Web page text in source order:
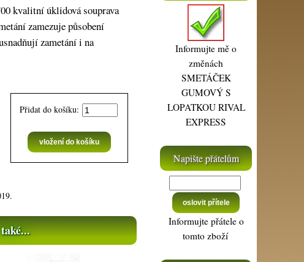
kvalitní úklidová souprava
zamezuje působení
zametání i na
Přidat do košíku:
Informujte mě o
změnách
SMETÁČEK
GUMOVÝ S
LOPATKOU RIVAL
EXPRESS
Napište přátelům
Informujte přátele o
tomto zboží